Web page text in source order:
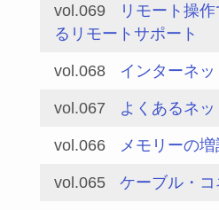
vol.069
リモート操
るリモートサポート
vol.068 インターネ
vol.067 よくあるネ
vol.066 メモリーの
vol.065 ケーブル・